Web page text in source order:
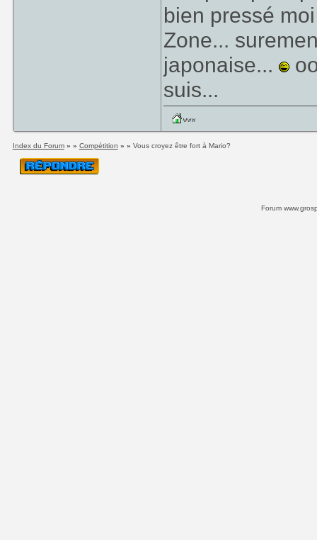
bien pressé
Zone...
japonaise...
suis...
Index du Forum» » Compétition » » Vous croyez être fort à Mario?
Forum